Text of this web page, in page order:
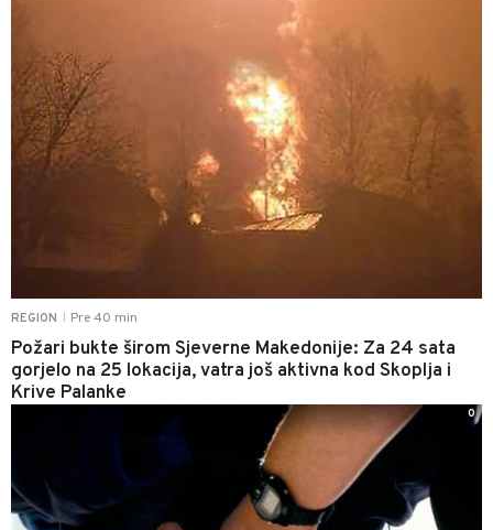
REGION Pre 40 min
Požari bukte širom Sjeverne Makedonije: Za 24 sata
gorjelo na 25 lokacija, vatra još aktivna kod Skoplja i
Krive Palanke
0